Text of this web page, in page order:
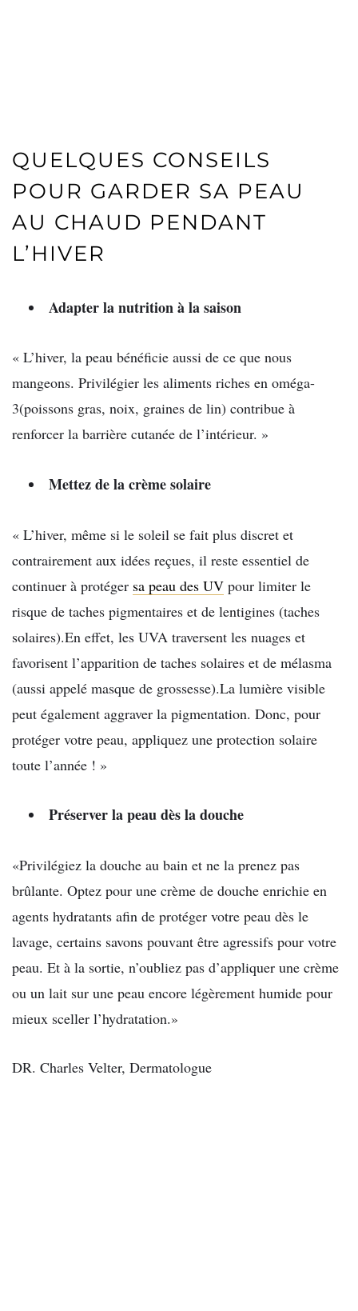
QUELQUES CONSEILS
POUR GARDER SA PEAU
AU CHAUD PENDANT
L’HIVER
Adapter la nutrition à la saison
« L’hiver, la peau bénéficie aussi de ce que nous
mangeons. Privilégier les aliments riches en oméga-
3(poissons gras, noix, graines de lin) contribue à
renforcer la barrière cutanée de l’intérieur. »
Mettez de la crème solaire
« L’hiver, même si le soleil se fait plus discret et
contrairement aux idées reçues, il reste essentiel de
continuer à protéger sa peau des UV pour limiter le
risque de taches pigmentaires et de lentigines (taches
solaires).En effet, les UVA traversent les nuages et
favorisent l’apparition de taches solaires et de mélasma
(aussi appelé masque de grossesse).La lumière visible
peut également aggraver la pigmentation. Donc, pour
protéger votre peau, appliquez une protection solaire
toute l’année ! »
Préserver la peau dès la douche
«Privilégiez la douche au bain et ne la prenez pas
brûlante. Optez pour une crème de douche enrichie en
agents hydratants afin de protéger votre peau dès le
lavage, certains savons pouvant être agressifs pour votre
peau. Et à la sortie, n’oubliez pas d’appliquer une crème
ou un lait sur une peau encore légèrement humide pour
mieux sceller l’hydratation.»
DR. Charles Velter, Dermatologue